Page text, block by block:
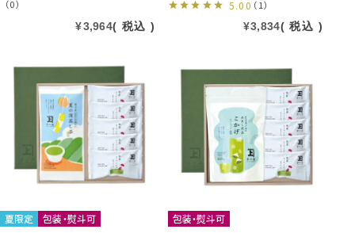
（0）
¥3,964 税込
5.00 （1）
¥3,834 税込
夏限定 包装・熨斗可 包装・熨斗可